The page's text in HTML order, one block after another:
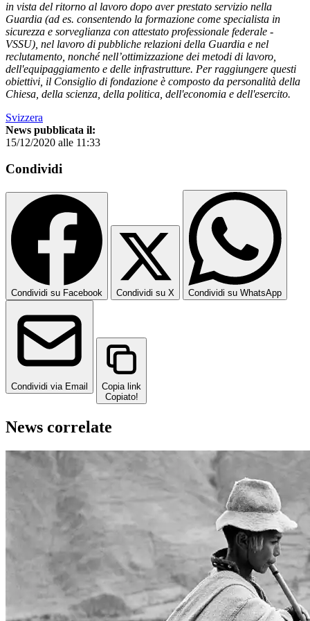
in vista del ritorno al lavoro dopo aver prestato servizio nella
Guardia (ad es. consentendo la formazione come specialista in
sicurezza e sorveglianza con attestato professionale federale -
VSSU), nel lavoro di pubbliche relazioni della Guardia e nel
reclutamento, nonché nell’ottimizzazione dei metodi di lavoro,
dell'equipaggiamento e delle infrastrutture. Per raggiungere questi
obiettivi, il Consiglio di fondazione è composto da personalità della
Chiesa, della scienza, della politica, dell'economia e dell'esercito.
Svizzera
News pubblicata il:
15/12/2020 alle 11:33
Condividi
Condividi su Facebook Condividi su X Condividi su WhatsApp
Condividi via Email
Copia link
Copiato!
News correlate